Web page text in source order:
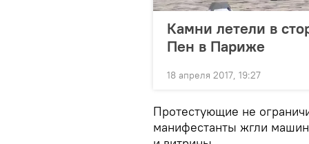
Камни летели в
Пен в Париже
18 апреля 2017, 19:27
Протестующие не
манифестанты жгли